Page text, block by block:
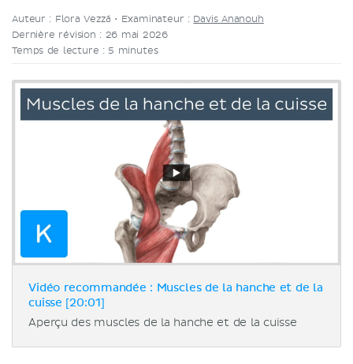
Auteur : Flora Vezzá • Examinateur : Davis Ananouh
Dernière révision : 26 mai 2026
Temps de lecture : 5 minutes
Vidéo recommandée : Muscles de la hanche et de la
cuisse [20:01]
Aperçu des muscles de la hanche et de la cuisse